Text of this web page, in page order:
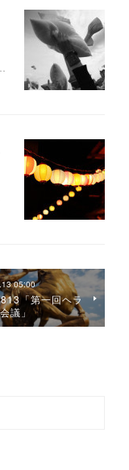
05:00
「第一回ヘラ
議」